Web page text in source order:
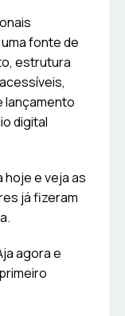
fonte de
estrutura
lançamento
digital
hoje e veja as
já fizeram
agora e